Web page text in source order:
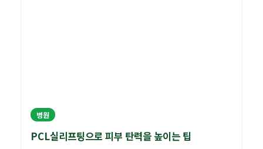
병원
PCL실리프팅으로 피부 탄력을 높이는 팁